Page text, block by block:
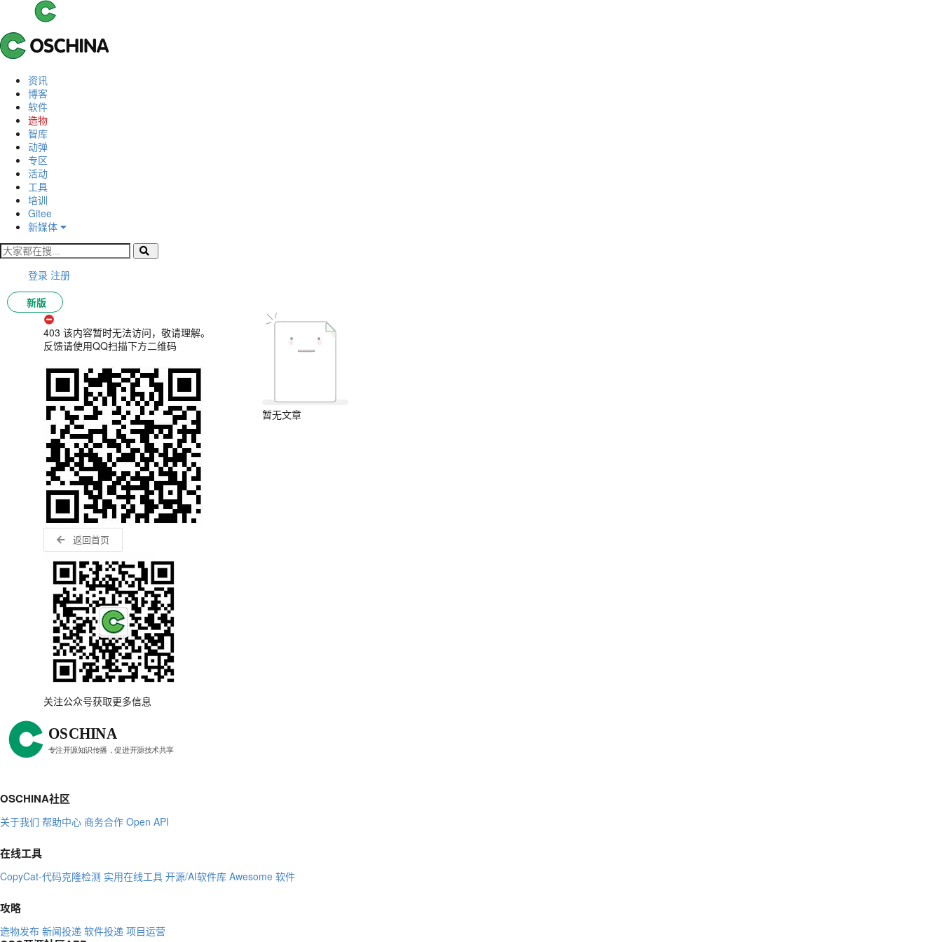
资讯
博客
软件
造物
智库
动弹
专区
活动
工具
培训
Gitee
新媒体
登录 注册
新版
403 该内容暂时无法访问，敬请理解。
反馈请使用QQ扫描下方二维码
返回首页
关注公众号获取更多信息
暂无文章
OSCHINA社区
关于我们 帮助中心 商务合作 Open API
在线工具
CopyCat-代码克隆检测 实用在线工具 开源/AI软件库 Awesome 软件
攻略
造物发布 新闻投递 软件投递 项目运营